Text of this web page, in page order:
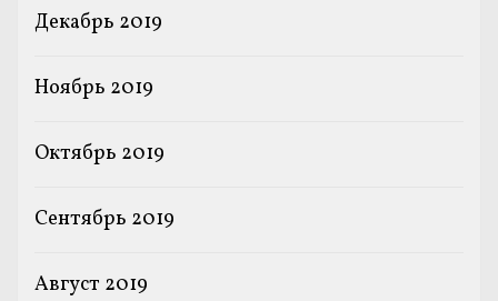
Декабрь 2019
Ноябрь 2019
Октябрь 2019
Сентябрь 2019
Август 2019